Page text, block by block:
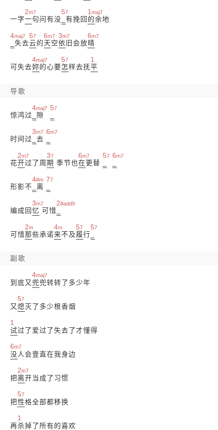
一字
2m7
一句问有没
57
有挽回
1 maj7
的余地
4maj7
失去
57
云的
6m7
天空
3m7
依 旧会放
6m7
晴
可失去
4maj7
妳的心要
57
怎样去抚
1
平
导歌
惊鸿过
4maj7
隙
57
时间过
3m7
去
6m7
花
2m7
开过了周
37
期 季节也
6m7
在更替
57 6m7
形影不
4#m
离
77
编成回
3m7
忆 可惜
2#add9
可惜
2m
那些承诺
4m
来不及
57
履行
57
副歌
到底又
4maj7
兜兜转转了多少年
又
57
熄灭了多少根香烟
1
试过了爱过了失去了才懂得
6m7
没人会壹直在我身边
把
2m7
离开当成了习惯
把
57
性格全部都移换
再
1
杀掉了所有的喜欢